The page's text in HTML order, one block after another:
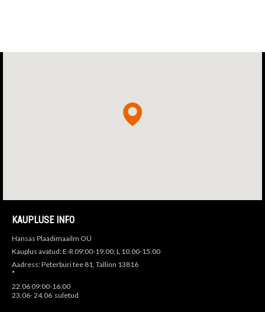
KAUPLUSE INFO
Hansas Plaadimaailm OÜ
Kauplus avatud: E-R 09:00-19.00; L 10.00-15.00
Aadress: Peterburi tee 81, Tallinn 13816
*
22.06 09:00-16:00
23.06- 24.06 suletud